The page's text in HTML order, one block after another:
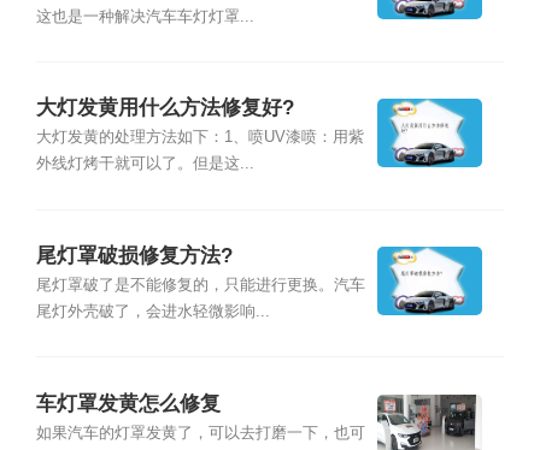
这也是一种解决汽车车灯灯罩...
大灯发黄用什么方法修复好?
大灯发黄的处理方法如下：1、喷UV漆喷：用紫
外线灯烤干就可以了。但是这...
尾灯罩破损修复方法?
尾灯罩破了是不能修复的，只能进行更换。汽车
尾灯外壳破了，会进水轻微影响...
车灯罩发黄怎么修复
如果汽车的灯罩发黄了，可以去打磨一下，也可